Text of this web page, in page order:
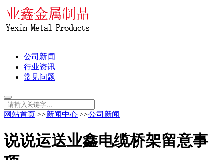
公司新闻
行业资讯
常见问题
网站首页 >>新闻中心 >>公司新闻
说说运送业鑫电缆桥架留意事